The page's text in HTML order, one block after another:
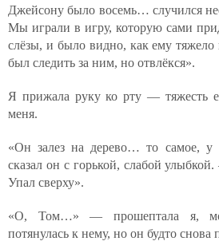
Джейсону было восемь… случился
Мы играли в игру, которую сами
слёзы, и было видно, как ему
был следить за ним, но отвлёкся».
Я прижала руку ко рту — тяжесть
меня.
«Он залез на дерево… то самое,
сказал он с горькой, слабой
Упал сверху».
«О, Том…» — прошептала я,
потянулась к нему, но он будто снова